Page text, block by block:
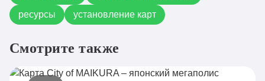
ресурсы
установление карт
Смотрите также